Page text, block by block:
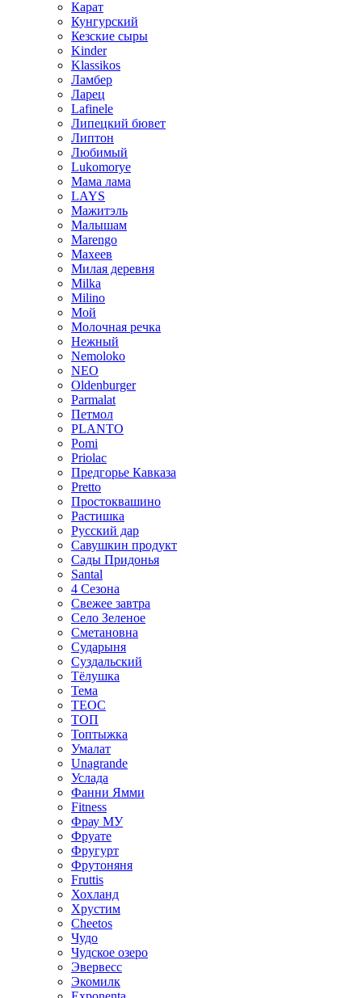
Карат
Кунгурский
Кезские сыры
Kinder
Klassikos
Ламбер
Ларец
Lafinele
Липецкий бювет
Липтон
Любимый
Lukomorye
Мама лама
LAYS
Мажитэль
Малышам
Marengo
Махеев
Милая деревня
Milka
Milino
Мой
Молочная речка
Нежный
Nemoloko
NEO
Oldenburger
Parmalat
Петмол
PLANTO
Pomi
Priolac
Предгорье Кавказа
Pretto
Простоквашино
Растишка
Русский дар
Савушкин продукт
Сады Придонья
Santal
4 Сезона
Свежее завтра
Село Зеленое
Сметановна
Сударыня
Суздальский
Тёлушка
Тема
ТЕОС
ТОП
Топтыжка
Умалат
Unagrande
Услада
Фанни Ямми
Fitness
Фрау МУ
Фруате
Фругурт
Фрутоняня
Fruttis
Хохланд
Хрустим
Cheetos
Чудо
Чудское озеро
Эвервесс
Экомилк